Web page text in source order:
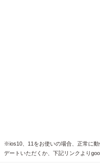
※ios10、11をお使いの場合、正常に
デートいただくか、下記リンクより